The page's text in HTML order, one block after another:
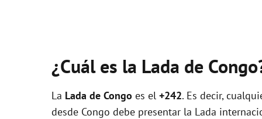
¿Cuál es la Lada de
La Lada de Congo es el +242. Es decir,
desde Congo debe presentar la Lada